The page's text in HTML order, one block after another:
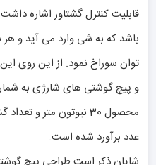
قابلیت کنترل گشتاور اشاره
باشد که به شی وارد می آید و
توان سوراخ نمود. از این روی
و پیچ گوشتی های شارژی به
عدد برآورد شده است.